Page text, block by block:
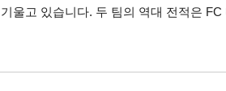
울고 있습니다. 두 팀의 역대 전적은 FC